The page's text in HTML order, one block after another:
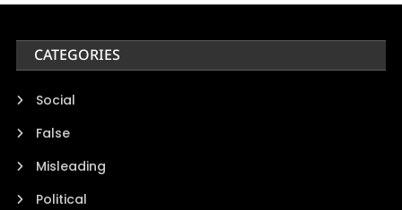
CATEGORIES
Social
False
Misleading
Political